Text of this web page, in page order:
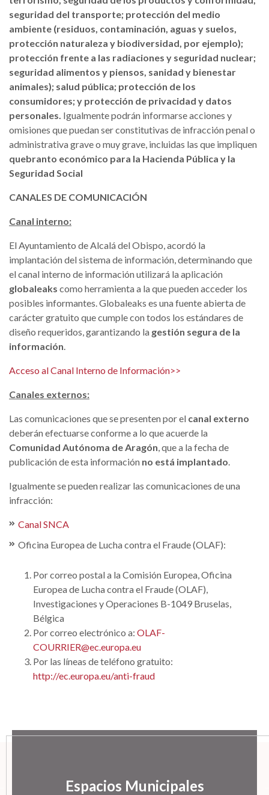
seguridad del transporte; protección del medio
ambiente (residuos, contaminación, aguas y suelos,
protección naturaleza y biodiversidad, por ejemplo);
protección frente a las radiaciones y seguridad nuclear;
seguridad alimentos y piensos, sanidad y bienestar
animales); salud pública; protección de los
consumidores; y protección de privacidad y datos
personales. Igualmente podrán informarse acciones y
omisiones que puedan ser constitutivas de infracción penal o
administrativa grave o muy grave, incluidas las que impliquen
quebranto económico para la Hacienda Pública y la
Seguridad Social
CANALES DE COMUNICACIÓN
Canal interno:
El Ayuntamiento de Alcalá del Obispo, acordó la
implantación del sistema de información, determinando que
el canal interno de información utilizará la aplicación
globaleaks como herramienta a la que pueden acceder los
posibles informantes. Globaleaks es una fuente abierta de
carácter gratuito que cumple con todos los estándares de
diseño requeridos, garantizando la gestión segura de la
información.
Acceso al Canal Interno de Información>>
Canales externos:
Las comunicaciones que se presenten por el canal externo
deberán efectuarse conforme a lo que acuerde la
Comunidad Autónoma de Aragón, que a la fecha de
publicación de esta información no está implantado.
Igualmente se pueden realizar las comunicaciones de una
infracción:
Canal SNCA
Oficina Europea de Lucha contra el Fraude (OLAF):
Por correo postal a la Comisión Europea, Oficina
Europea de Lucha contra el Fraude (OLAF),
Investigaciones y Operaciones B-1049 Bruselas,
Bélgica
Por correo electrónico a: OLAF-
COURRIER@ec.europa.eu
Por las líneas de teléfono gratuito:
http://ec.europa.eu/anti-fraud
Espacios Municipales